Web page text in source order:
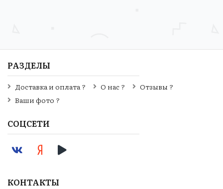
КОНТАКТЫ
РАЗДЕЛЫ
Доставка и оплата ? О нас ?
Отзывы ?
Ваши фото ?
СОЦСЕТИ